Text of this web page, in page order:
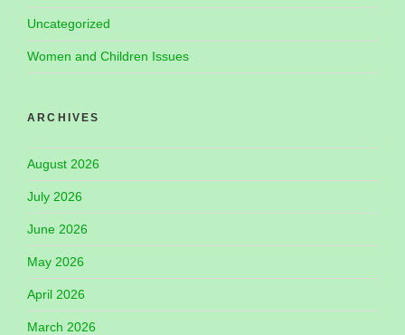
Uncategorized
Women and Children Issues
ARCHIVES
August 2026
July 2026
June 2026
May 2026
April 2026
March 2026